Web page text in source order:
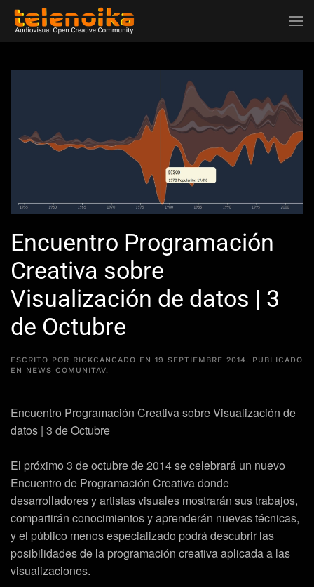
Ir al contenido principal
Encuentro Programación
Creativa sobre
Visualización de datos | 3
de Octubre
ESCRITO POR RICKCANCADO EN 19 SEPTIEMBRE 2014. PUBLICADO
EN NEWS COMUNITAV.
Encuentro Programación Creativa sobre Visualización de
datos | 3 de Octubre
El próximo 3 de octubre de 2014 se celebrará un nuevo
Encuentro de Programación Creativa donde
desarrolladores y artistas visuales mostrarán sus trabajos,
compartirán conocimientos y aprenderán nuevas técnicas,
y el público menos especializado podrá descubrir las
posibilidades de la programación creativa aplicada a las
visualizaciones.